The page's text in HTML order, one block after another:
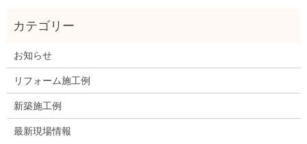
お知らせ
リフォーム施工例
新築施工例
最新現場情報